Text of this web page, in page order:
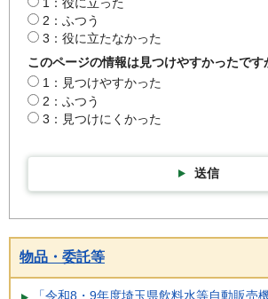
2：ふつう
3：役に立たなかった
このページの情報は見つけやすかったです
1：見つけやすかった
2：ふつう
3：見つけにくかった
送信
物品・委託等
「令和8・9年度埼玉県飲料水等自動販売